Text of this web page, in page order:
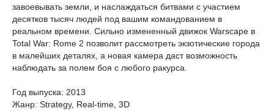
завоевывать земли, и наслаждаться битвами с участием
десятков тысяч людей под вашим командованием в
реальном времени. Сильно измененный движок Warscape в
Total War: Rome 2 позволит рассмотреть экзотические города
в малейших деталях, а новая камера даст возможность
наблюдать за полем боя с любого ракурса.
Год выпуска: 2013
Жанр: Strategy, Real-time, 3D